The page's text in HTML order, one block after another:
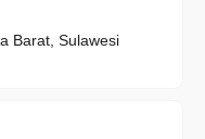
Barat, Sulawesi